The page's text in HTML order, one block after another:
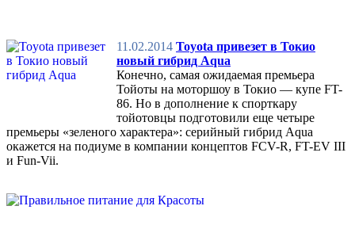
11.02.2014 Toyota привезет в Токио
новый гибрид Aqua
Конечно, самая ожидаемая премьера
Тойоты на моторшоу в Токио — купе FT-
86. Но в дополнение к спорткару
тойотовцы подготовили еще четыре
премьеры «зеленого характера»: серийный гибрид Aqua
окажется на подиуме в компании концептов FCV-R, FT-EV III
и Fun-Vii.